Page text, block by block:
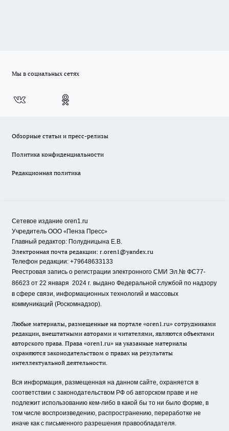
Мы в социальных сетях
Обзорные статьи и пресс-релизы
Политика конфиденциальности
Редакционная политика
Сетевое издание oren1.ru
Учредитель ООО «Пенза Пресс»
Главный редактор: Полудницына Е.В.
Электронная почта редакции: r.oren1@yandex.ru
Телефон редакции: +79648633133
Реестровая запись о регистрации электронного СМИ Эл.№ ФС77-
86623 от 22 января 2024 г. выдано Федеральной службой по надзору
в сфере связи, информационных технологий и массовых
коммуникаций (Роскомнадзор).
Любые материалы, размещенные на портале «oren1.ru» сотрудниками
редакции, внештатными авторами и читателями, являются объектами
авторского права. Права «oren1.ru» на указанные материалы
охраняются законодательством о правах на результаты
интеллектуальной деятельности.
Вся информация, размещенная на данном сайте, охраняется в
соответствии с законодательством РФ об авторском праве и не
подлежит использованию кем-либо в какой бы то ни было форме, в
том числе воспроизведению, распространению, переработке не
иначе как с письменного разрешения правообладателя.